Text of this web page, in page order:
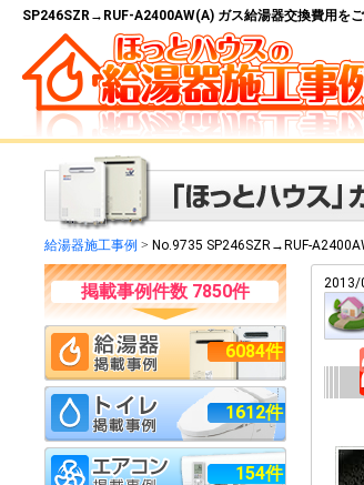
SP246SZR→RUF-A2400AW(A) ガス給湯器交換費用をご
給湯器施工事例 > No.9735 SP246SZR→RUF-
掲載事例件数 7850件
6084件
1612件
154件
2013/